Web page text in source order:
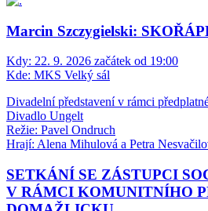
Marcin Szczygielski:
Kdy: 22. 9. 2026 začátek od 19:00
Kde: MKS Velký sál
Divadelní představení v rámci
Divadlo Ungelt
Režie: Pavel Ondruch
Hrají: Alena Mihulová a Petra
SETKÁNÍ SE ZÁSTUPCI
V RÁMCI KOMUNITNÍHO